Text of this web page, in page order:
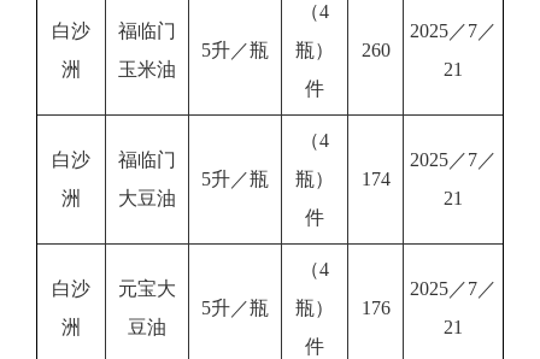
白沙
洲
福临门
玉米油
5升／瓶
（4
瓶）
件
260
2025／7／
21
白沙
洲
福临门
大豆油
5升／瓶
（4
瓶）
件
174
2025／7／
21
白沙
洲
元宝大
豆油
5升／瓶
（4
瓶）
件
176
2025／7／
21